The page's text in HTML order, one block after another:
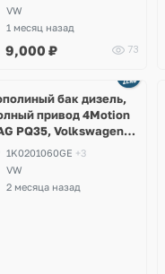
VW
1 месяц назад
9,000 ₽ 73
бак дизель,
привод 4Motion
PQ35, Volkswagen
Golf V, VI,
Yeti, Octavia A5,
Audi A3, Seat
1K0201060GE +3
VW
2 месяца назад